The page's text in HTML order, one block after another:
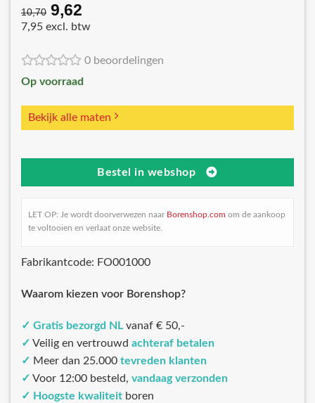
10,70 Oorspronkelijke
prijs
€10,70.
9,62
prijs
€9,62.
7,95 excl. btw
0 beoordelingen
Op voorraad
Bekijk alle maten
Bestel in webshop
LET OP: Je wordt doorverwezen naar Borenshop.com om de aankoop
te voltooien en verlaat onze website.
Fabrikantcode: FO001000
Waarom kiezen voor Borenshop?
✓ Gratis bezorgd NL vanaf € 50,-
✓ Veilig en vertrouwd achteraf betalen
✓ Meer dan 25.000 tevreden klanten
✓ Voor 12:00 besteld, vandaag verzonden
✓ Hoogste kwaliteit boren